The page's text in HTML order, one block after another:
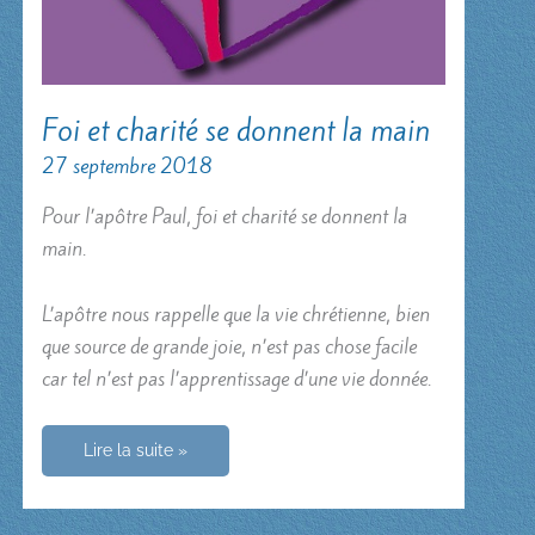
Foi et charité se donnent la main
27 septembre 2018
Pour l’apôtre Paul, foi et charité se donnent la
main.
L’apôtre nous rappelle que la vie chrétienne, bien
que source de grande joie, n’est pas chose facile
car tel n’est pas l’apprentissage d’une vie donnée.
Foi
charité
donnent
la
Lire la suite »